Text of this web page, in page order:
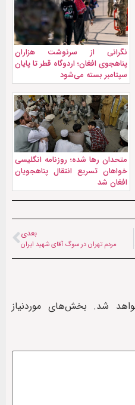
نگرانی از سرنوشت هزاران
پناهجوی افغان؛ اردوگاه قطر تا پایان
سپتامبر بسته می‌شود
متحدان رها شده؛ روزنامه انگلیسی
خواهان تسریع انتقال پناهجویان
افغان شد
بعدی
مردم تهران در سوگ آقای شهید ایران
شد. بخش‌های موردنیاز